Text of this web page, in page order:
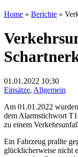
Home » Berichte »
01.01.2022 10:30
Einsätze, Allgemein
Am 01.01.2022
dem Alarmstichwort
zu einem
Ein Fahrzeug prallte
glücklicherweise nicht